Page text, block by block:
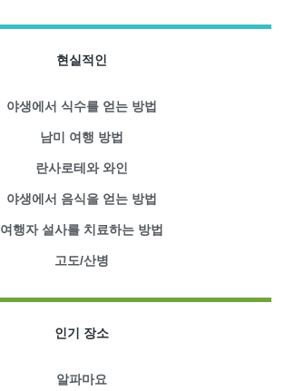
현실적인
야생에서 식수를 얻는 방법
남미 여행 방법
란사로테와 와인
야생에서 음식을 얻는 방법
여행자 설사를 치료하는 방법
고도/산병
인기 장소
알파마요